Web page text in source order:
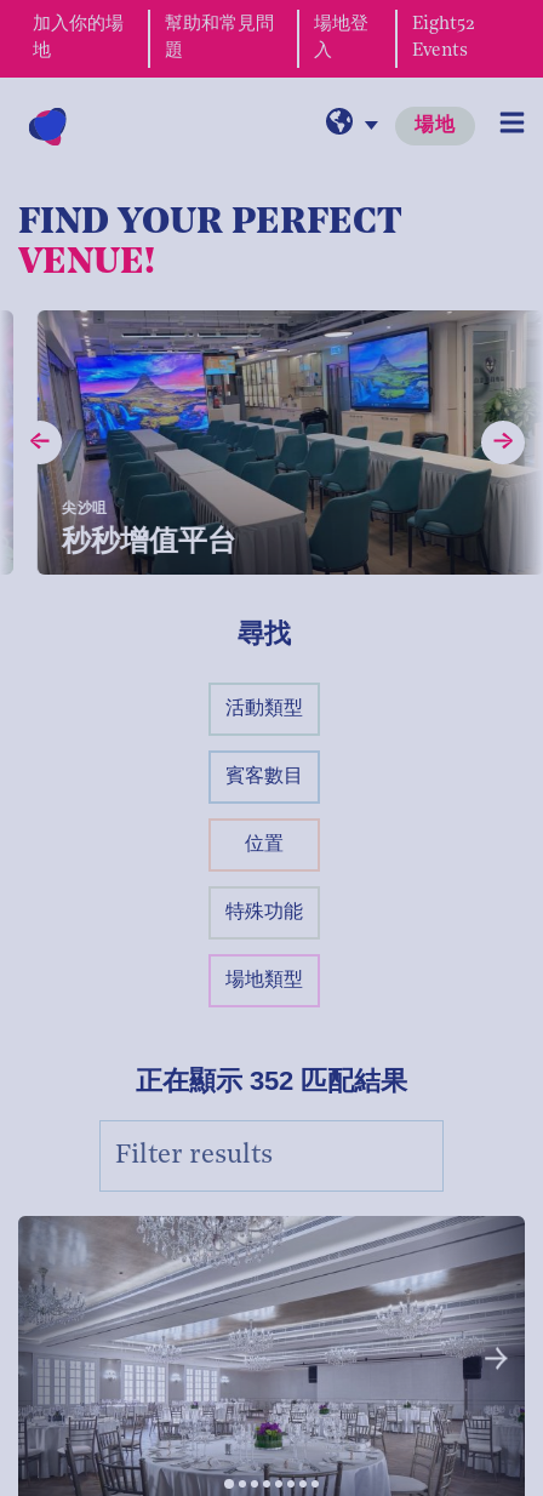
加入你的場
地
幫助和常見問
題
場地登
入
Eight52
Events
場地
FIND YOUR PERFECT
VENUE!
尖沙咀
秒秒增值平台
尋找
活動類型
賓客數目
位置
特殊功能
場地類型
正在顯示 352 匹配結果